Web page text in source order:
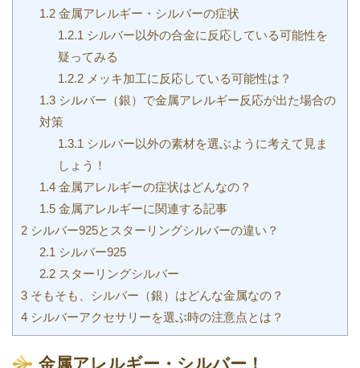
1.2金属アレルギー・シルバーの症状
1.2.1 シルバー以外の合金に反応している可能性を
疑ってみる
1.2.2メッキ加工に反応している可能性は？
1.3シルバー（銀）で金属アレルギー反応が出た場合の
対策
1.3.1 シルバー以外の素材を選ぶように考えて見ま
しょう！
1.4金属アレルギーの症状はどんなの？
1.5金属アレルギーに関連する記事
2 シルバー925とスターリングシルバーの違い？
2.1 シルバー925
2.2スターリングシルバー
3 そもそも、シルバー（銀）はどんな金属なの？
4 シルバーアクセサリーを選ぶ時の注意点とは？
金属アレルギー・シルバー！